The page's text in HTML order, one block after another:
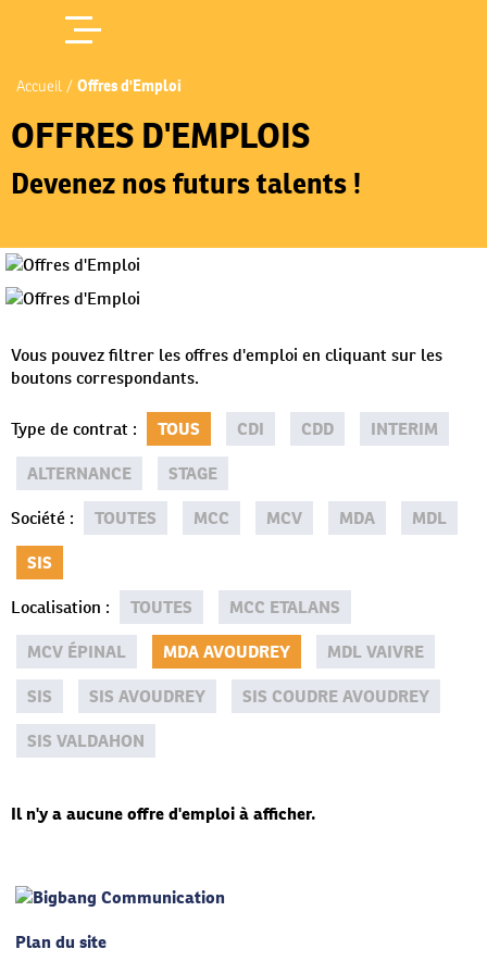
Accueil / Offres d'Emploi
OFFRES D'EMPLOIS
Devenez nos futurs talents !
Vous pouvez filtrer les offres d'emploi en cliquant sur les
boutons correspondants.
Type de contrat : TOUS CDI CDD
INTERIM
ALTERNANCE
STAGE
Société : TOUTES MCC MCV MDA
MDL
SIS
Localisation : TOUTES
MCC ETALANS
MCV ÉPINAL
MDA AVOUDREY
MDL VAIVRE
SIS
SIS AVOUDREY
SIS COUDRE AVOUDREY
SIS VALDAHON
Il n'y a aucune offre d'emploi à afficher.
Plan du site